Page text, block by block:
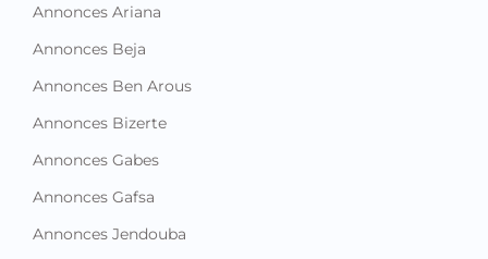
Annonces Ariana
Annonces Beja
Annonces Ben Arous
Annonces Bizerte
Annonces Gabes
Annonces Gafsa
Annonces Jendouba